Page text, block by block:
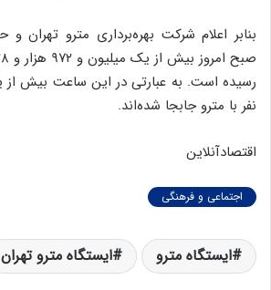
نفر با مترو جابجا شده‌اند.
اقتصادآنلاین
اجتماعی و فرهنگی
ایستگاه مترو ایستگاه مترو تهران